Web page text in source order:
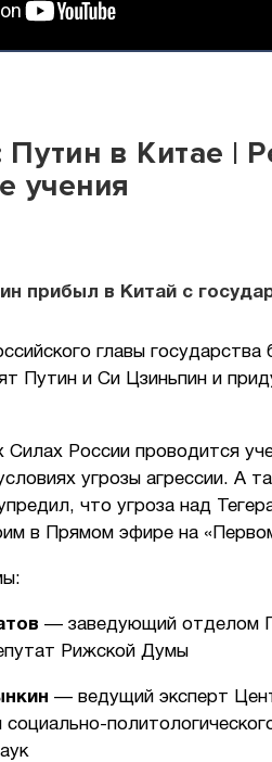
в Китае |
учения
прибыл в Китай с
главы
Путин и Си Цзиньпин и
России проводится
угрозы агрессии. А
что угроза над
в Прямом эфире на
— заведующий отделом
Рижской Думы
— ведущий эксперт
социально-